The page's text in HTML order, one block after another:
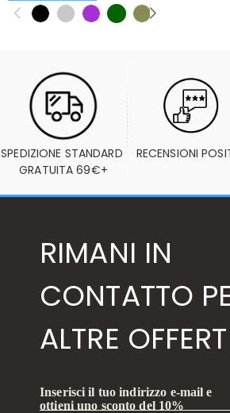
SPEDIZIONE STANDARD
GRATUITA 69€+
RECENSIONI
RIMANI IN
CONTATTO
ALTRE
Inserisci il tuo indirizzo e-mail e
ottieni uno sconto del 10%